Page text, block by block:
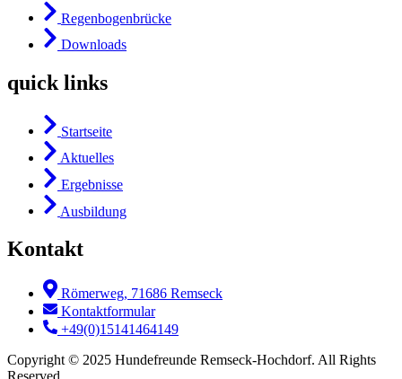
Regenbogenbrücke
Downloads
quick links
Startseite
Aktuelles
Ergebnisse
Ausbildung
Kontakt
Römerweg, 71686 Remseck
Kontaktformular
+49(0)15141464149
Copyright © 2025 Hundefreunde Remseck-Hochdorf. All Rights